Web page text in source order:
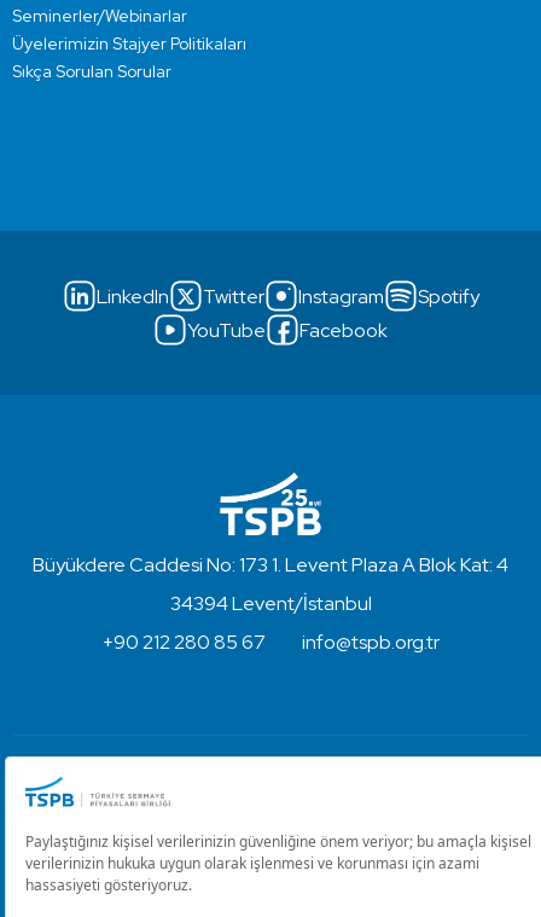
Seminerler/Webinarlar
Üyelerimizin Stajyer Politikaları
Sıkça Sorulan Sorular
LinkedIn Twitter Instagram
Spotify
YouTube
Facebook
Büyükdere Caddesi No: 173 1. Levent Plaza A Blok Kat: 4
34394 Levent/İstanbul
+90 212 280 85 67
info@tspb.org.tr
Kullanım Koşulları ve Gizlilik
Çerez Ayarlarını Düzenle